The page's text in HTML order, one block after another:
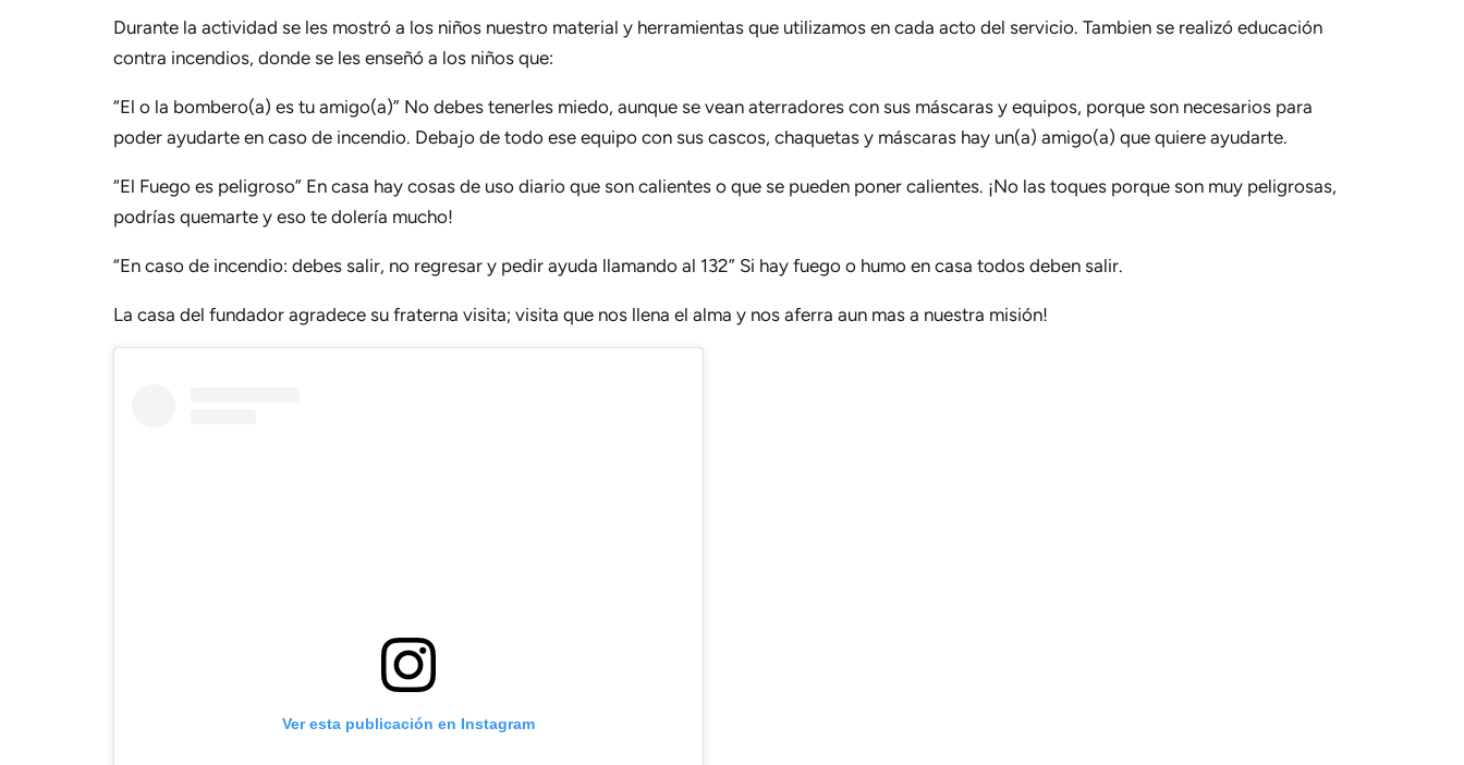
Durante la actividad se les mostró a los niños nuestro material y herramientas que utilizamos en cada acto del servicio. Tambien se realizó educación
contra incendios, donde se les enseñó a los niños que:
“El o la bombero(a) es tu amigo(a)” No debes tenerles miedo, aunque se vean aterradores con sus máscaras y equipos, porque son necesarios para
poder ayudarte en caso de incendio. Debajo de todo ese equipo con sus cascos, chaquetas y máscaras hay un(a) amigo(a) que quiere ayudarte.
“El Fuego es peligroso” En casa hay cosas de uso diario que son calientes o que se pueden poner calientes. ¡No las toques porque son muy peligrosas,
podrías quemarte y eso te dolería mucho!
“En caso de incendio: debes salir, no regresar y pedir ayuda llamando al 132” Si hay fuego o humo en casa todos deben salir.
La casa del fundador agradece su fraterna visita; visita que nos llena el alma y nos aferra aun mas a nuestra misión!
Ver esta publicación en Instagram